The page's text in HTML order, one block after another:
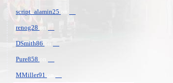
script_alamin25
renog28 on
DSmith86 on
Pure858
MMiller91